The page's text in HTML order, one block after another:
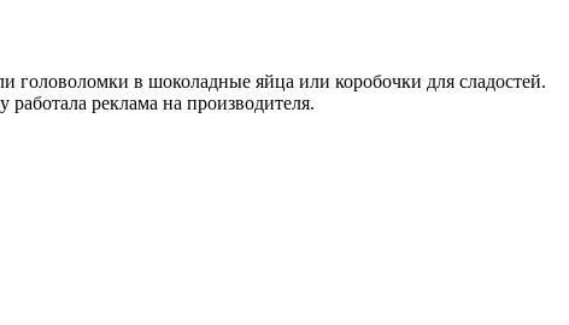
головоломки в шоколадные яйца или коробочки для сладостей.
реклама на производителя.